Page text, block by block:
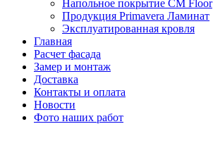
Напольное покрытие CM Floor
Продукция Primavera Ламинат
Эксплуатированная кровля
Главная
Расчет фасада
Замер и монтаж
Доставка
Контакты и оплата
Новости
Фото наших работ